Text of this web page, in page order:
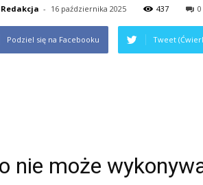
Redakcja - 16 października 2025 437 0
Podziel się na Facebooku Tweet
nie może